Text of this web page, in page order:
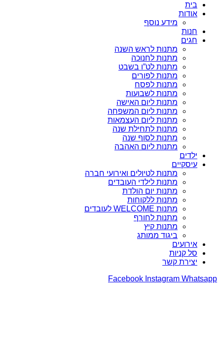
בית
אודות
מידע נוסף
חנות
חגים
מתנות לראש השנה
מתנות לחנוכה
מתנות לט”ו בשבט
מתנות לפורים
מתנות לפסח
מתנות לשבועות
מתנות ליום האישה
מתנות ליום המשפחה
מתנות ליום העצמאות
מתנות לתחילת שנה
מתנות לסוף שנה
מתנות ליום האהבה
ילדים
עיסקיים
מתנות לטיולים ואירועי חברה
מתנות לילדי העובדים
מתנות יום הולדת
מתנות ללקוחות
מתנות WELCOME לעובדים
מתנות לחורף
מתנות קיץ
ביגוד ממותג
אירועים
סל קניות
יצירת קשר
Facebook Instagram Whatsapp